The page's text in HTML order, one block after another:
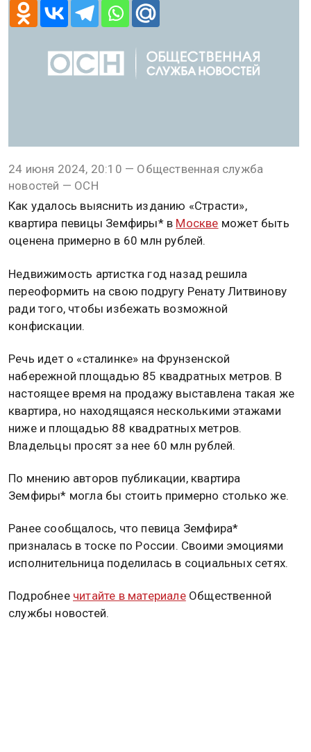
24 июня 2024, 20:10 — Общественная служба
новостей — ОСН
Как удалось выяснить изданию «Страсти»,
квартира певицы Земфиры* в Москве может быть
оценена примерно в 60 млн рублей.
Недвижимость артистка год назад решила
переоформить на свою подругу Ренату Литвинову
ради того, чтобы избежать возможной
конфискации.
Речь идет о «сталинке» на Фрунзенской
набережной площадью 85 квадратных метров. В
настоящее время на продажу выставлена такая же
квартира, но находящаяся несколькими этажами
ниже и площадью 88 квадратных метров.
Владельцы просят за нее 60 млн рублей.
По мнению авторов публикации, квартира
Земфиры* могла бы стоить примерно столько же.
Ранее сообщалось, что певица Земфира*
призналась в тоске по России. Своими эмоциями
исполнительница поделилась в социальных сетях.
Подробнее читайте в материалеОбщественной
службы новостей.